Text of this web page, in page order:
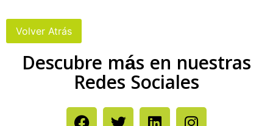
Descubre más en nuestras
Redes Sociales